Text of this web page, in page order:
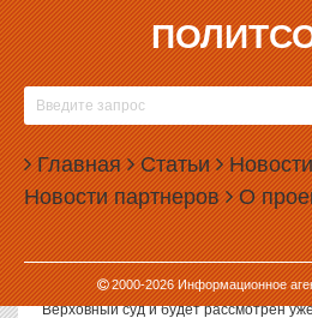
Главная Статьи Новости
Новости партнеров О
2000-2026Информационное
08.08.2016, 16:50
МИНЮСТ РЕШИЛ
«ВОЛЯ»
Министерство юстиции РФ
ликвидации партии «Воля». Партия,
рептилоидами, может быть
О начале ликвидации партии
на РИА «Новости». Известно, что
Верховный суд и будет рассмотрен